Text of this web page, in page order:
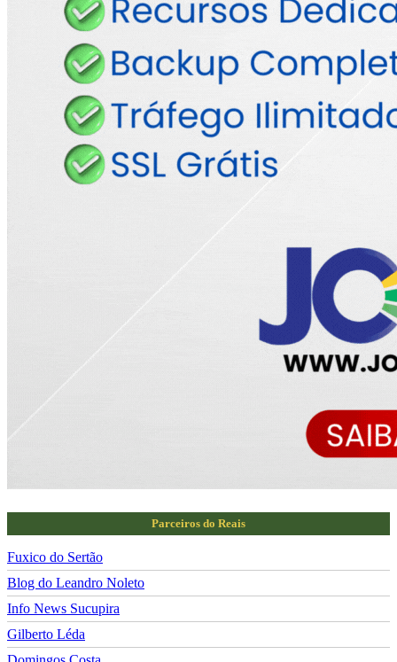
Parceiros do Reais
Fuxico do Sertão
Blog do Leandro Noleto
Info News Sucupira
Gilberto Léda